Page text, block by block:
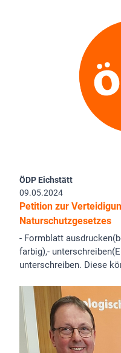
ÖDP Eichstätt
09.05.2024
Petition zur
Naturschutzgesetzes
- Formblatt
farbig),-
unterschreiben. Diese